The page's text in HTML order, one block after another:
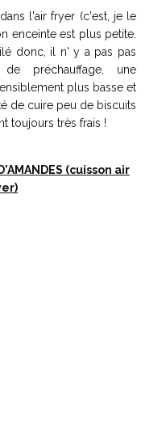
l'air fryer (c'est, je le
enceinte est plus petite.
donc, il n' y a pas pas
préchauffage, une
plus basse et
de cuire peu de biscuits
toujours très frais !
(cuisson air